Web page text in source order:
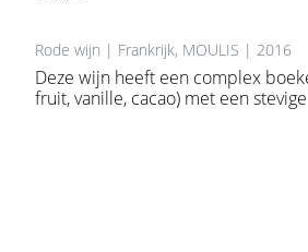
Rode wijn | Frankrijk, MOULIS | 2016
Deze wijn heeft een complex
fruit, vanille, cacao) met een stevige